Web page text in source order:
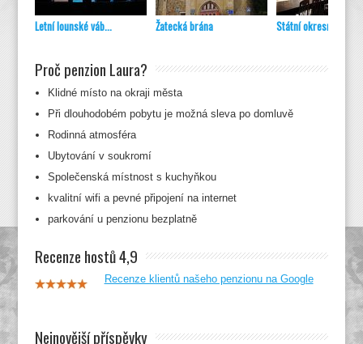
Letní lounské váb... Žatecká brána Státní okresní ar...
Proč penzion Laura?
Klidné místo na okraji města
Při dlouhodobém pobytu je možná sleva po domluvě
Rodinná atmosféra
Ubytování v soukromí
Společenská místnost s kuchyňkou
kvalitní wifi a pevné připojení na internet
parkování u penzionu bezplatně
Recenze hostů 4,9
Recenze klientů našeho penzionu na Google
Nejnovější příspěvky